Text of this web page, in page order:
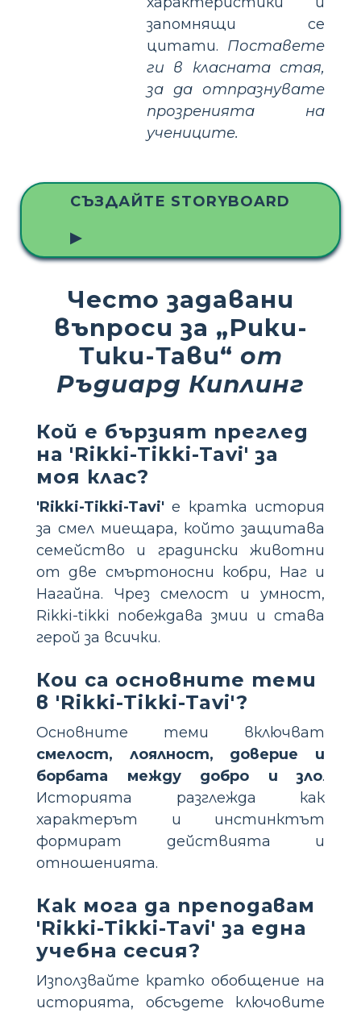
запомнящи се
цитати. Поставете
ги в класната стая,
за да отпразнувате
прозренията на
учениците.
СЪЗДАЙТЕ STORYBOARD
▶
Често задавани
въпроси за „Рики-
Тики-Тави“ от
Ръдиард Киплинг
Кой е бързият преглед
на 'Rikki-Tikki-Tavi' за
моя клас?
'Rikki-Tikki-Tavi' е кратка история
за смел миещара, който защитава
семейство и градински животни
от две смъртоносни кобри, Наг и
Нагайна. Чрез смелост и умност,
Rikki-tikki побеждава змии и става
герой за всички.
Кои са основните теми
в 'Rikki-Tikki-Tavi'?
Основните теми включват
смелост, лоялност, доверие и
борбата между добро и зло.
Историята разглежда как
характерът и инстинктът
формират действията и
отношенията.
Как мога да преподавам
'Rikki-Tikki-Tavi' за една
учебна сесия?
Използвайте кратко обобщение на
историята, обсъдете ключовите